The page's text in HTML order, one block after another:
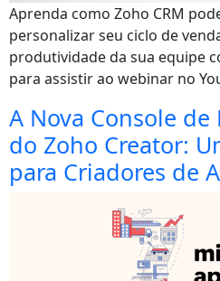
Aprenda como Zoho CRM
personalizar seu ciclo de
produtividade da sua equipe
para assistir ao webinar no
A Nova Console
do Zoho Creator:
para Criadores de